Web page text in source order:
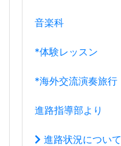
音楽科
*体験レッスン
*海外交流演奏旅行
進路指導部より
進路状況について